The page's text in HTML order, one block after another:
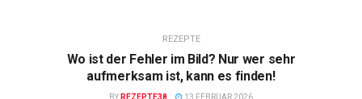
REZEPTE
Wo ist der Fehler im Bild? Nur wer sehr
aufmerksam ist, kann es finden!
BY REZEPTE38 13 FEBRUAR 2026